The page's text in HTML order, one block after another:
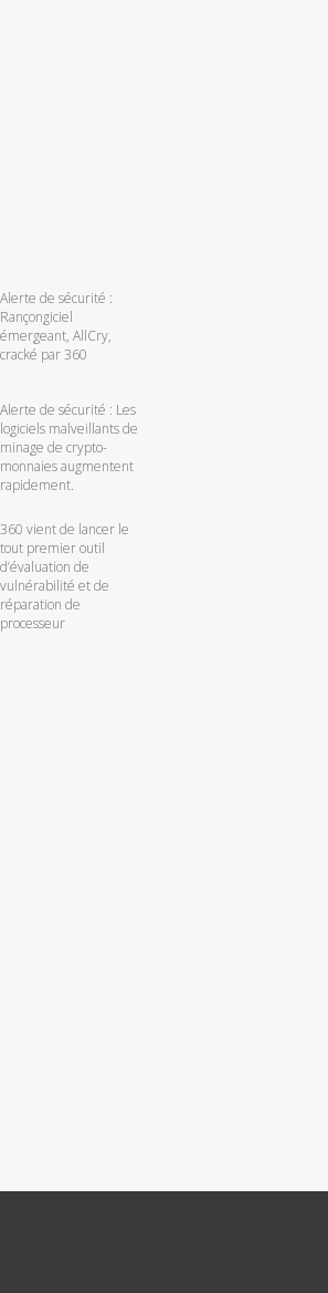
Alerte de sécurité :
Rançongiciel
émergeant, AllCry,
cracké par 360
Alerte de sécurité : Les
logiciels malveillants de
minage de crypto-
monnaies augmentent
rapidement.
360 vient de lancer le
tout premier outil
d’évaluation de
vulnérabilité et de
réparation de
processeur